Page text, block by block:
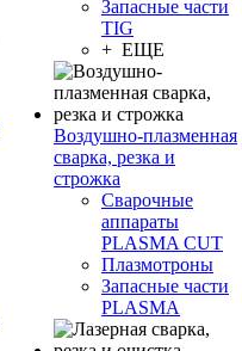
Запасные части
TIG
+ ЕЩЕ
Воздушно-плазменная
сварка, резка и
строжка
Сварочные
аппараты
PLASMA CUT
Плазмотроны
Запасные части
PLASMA